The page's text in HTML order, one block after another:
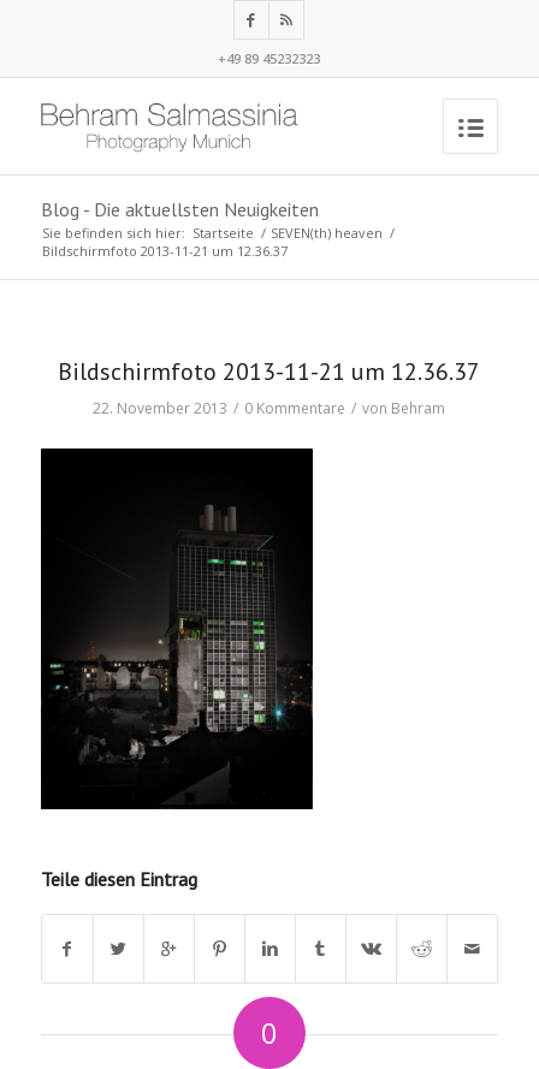
+49 89 45232323
Blog - Die aktuellsten Neuigkeiten
Sie befinden sich hier: Startseite / SEVEN(th) heaven /
Bildschirmfoto 2013-11-21 um 12.36.37
Bildschirmfoto 2013-11-21 um 12.36.37
22. November 2013 / 0 Kommentare / von Behram
Teile diesen Eintrag
0